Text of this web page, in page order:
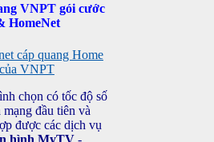
VNPT gói cước
HomeNet
chọn có tốc độ số
đầu tiên và
được các dịch vụ
hình MyTV -